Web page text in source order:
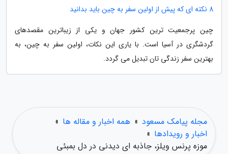
8 نکته ای که پیش از اولین سفر به چین باید بدانید
چین پرجمعیت ترین کشور جهان و یکی از زیباترین مقصدهای
گردشگری در آسیا است. با یاری این نکات، اولین سفر به چین، به
بهترین سفر زندگی تان تبدیل می گردد.
مجله پیامک مسعود » همه اخبار و مقاله ها »
اخبار و رویدادها »
موزه پرنس ویلز، جاذبه ای دیدنی در دل بمبئی